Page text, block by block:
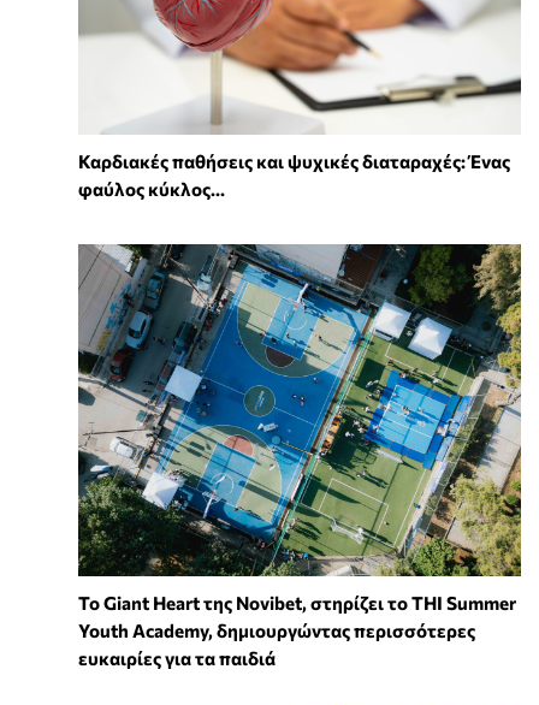
Καρδιακές παθήσεις και ψυχικές διαταραχές: Ένας
φαύλος κύκλος...
To Giant Heart της Novibet, στηρίζει το THI Summer
Youth Academy, δημιουργώντας περισσότερες
ευκαιρίες για τα παιδιά